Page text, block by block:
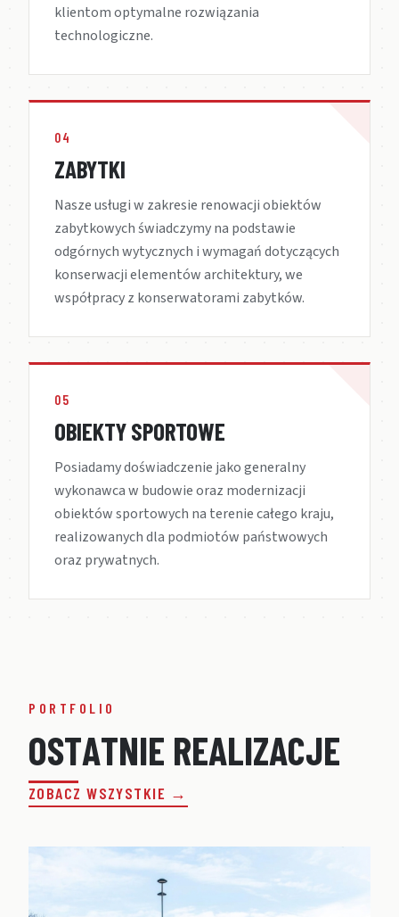
klientom optymalne rozwiązania
technologiczne.
04
ZABYTKI
Nasze usługi w zakresie renowacji obiektów
zabytkowych świadczymy na podstawie
odgórnych wytycznych i wymagań dotyczących
konserwacji elementów architektury, we
współpracy z konserwatorami zabytków.
05
OBIEKTY SPORTOWE
Posiadamy doświadczenie jako generalny
wykonawca w budowie oraz modernizacji
obiektów sportowych na terenie całego kraju,
realizowanych dla podmiotów państwowych
oraz prywatnych.
PORTFOLIO
OSTATNIE REALIZACJE
ZOBACZ WSZYSTKIE →